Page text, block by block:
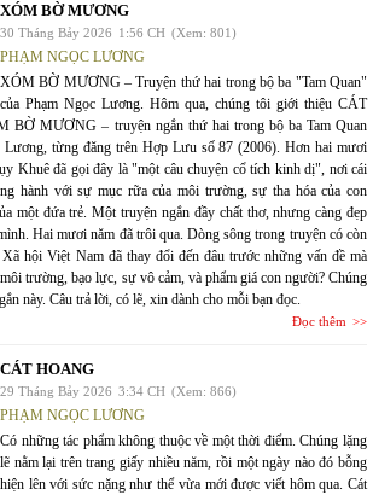
XÓM BỜ MƯƠNG
30 Tháng Bảy 2026 1:56 CH (Xem: 801)
PHẠM NGỌC LƯƠNG
XÓM BỜ MƯƠNG – Truyện thứ hai trong bộ ba "Tam Quan"
của Phạm Ngọc Lương. Hôm qua, chúng tôi giới thiệu CÁT
BỜ MƯƠNG – truyện ngắn thứ hai trong bộ ba Tam Quan
Lương, từng đăng trên Hợp Lưu số 87 (2006). Hơn hai mươi
Khuê đã gọi đây là "một câu chuyện cổ tích kinh dị", nơi cái
hành với sự mục rữa của môi trường, sự tha hóa của con
một đứa trẻ. Một truyện ngắn đầy chất thơ, nhưng càng đẹp
Hai mươi năm đã trôi qua. Dòng sông trong truyện có còn
hội Việt Nam đã thay đổi đến đâu trước những vấn đề mà
trường, bạo lực, sự vô cảm, và phẩm giá con người? Chúng
này. Câu trả lời, có lẽ, xin dành cho mỗi bạn đọc.
Đọc thêm
CÁT HOANG
29 Tháng Bảy 2026 3:34 CH (Xem: 866)
PHẠM NGỌC LƯƠNG
Có những tác phẩm không thuộc về một thời điểm. Chúng lặng
lẽ nằm lại trên trang giấy nhiều năm, rồi một ngày nào đó bỗng
hiện lên với sức nặng như thể vừa mới được viết hôm qua. Cát